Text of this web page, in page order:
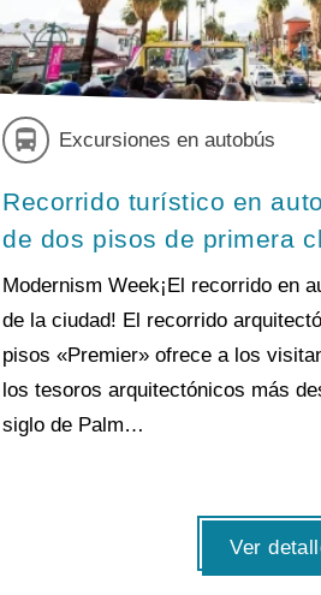
Excursiones en autobús
Recorrido turístico en
de dos pisos de primera
Modernism Week¡El recorrido en
de la ciudad! El recorrido
pisos «Premier» ofrece a los
los tesoros arquitectónicos más
siglo de Palm…
Ver